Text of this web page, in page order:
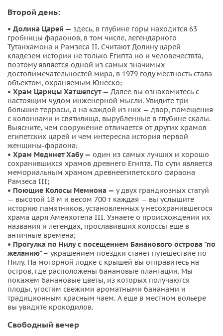
Второй день:
• Долина Царей — здесь, в глубине горы находится 63
гробницы фараонов, в том числе, легендарного
Тутанхамона и Рамзеса II. Cчитают Долину царей
кладезем истории не только Египта но и человечествта,
поэтому является одной из самых значимых
достопимечательностей мира, в 1979 году местность стала
объектом, охраняемым Юнеско;
• Храм Царицы Хатшепсут — Далее вы ознакомитесь с
настоящим чудом инженерной мысли. Увидите три
большие террасы, а на каждой из них — двор, помещения
с колоннами и святилища, вырубленные в глубине скалы.
Выясните, чем сооружение отличается от других храмов
египетских царей и чем интересна история первой
женщины-фараона;
• Храм Мединет Хабу — один из самых лучших и хорошо
сохранившихся храмов древнего Египта. По сути является
мемориальным храмом древнеегипетского фараона
Рамзеса III;
• Поющие Колосы Мемнона — у двух грандиозных статуй
— высотой 18 м и весом 700 т каждая — вы услышите
историю памятников, установленных у несохранившегося
храма царя Аменхотепа III. Узнаете о происхождении их
названия и легендах, прославивших колоссы еще в
античные времена;
• Прогулка по Нилу с посещением Бананового острова "по
желанию" – украшением поездки станет путешествие по
Нилу. На моторной лодке с крышей вы отправитесь на
остров, где расположены банановые плантации. Мы
покажем банановые цветы, из которых получаются
плоды, угостим свежими ароматными бананами и
традиционным красным чаем. А еще в местном вольере
вы увидите крокодилов.
Свободный вечер